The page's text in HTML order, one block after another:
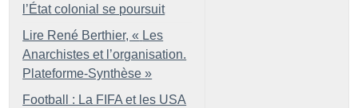
l’État colonial se poursuit
Lire René Berthier, « Les
Anarchistes et l’organisation.
Plateforme-Synthèse »
Football : La FIFA et les USA